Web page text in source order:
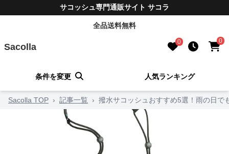
サコッシュ専門通販サイト サコラ
全品送料無料
Sacolla 0 0
条件を変更 人気ランキング
Sacolla TOP › 記事一覧 › 撥水サコッシュおすすめ5選！雨の日で